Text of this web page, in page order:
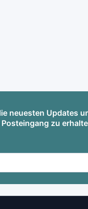
neuesten Updates
zu